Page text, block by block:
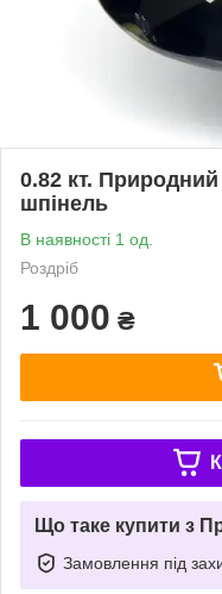
0.82 кт.
шпінель
В наявності 1 од.
Роздріб
1 000 ₴
Що таке купити з
Замовлення під